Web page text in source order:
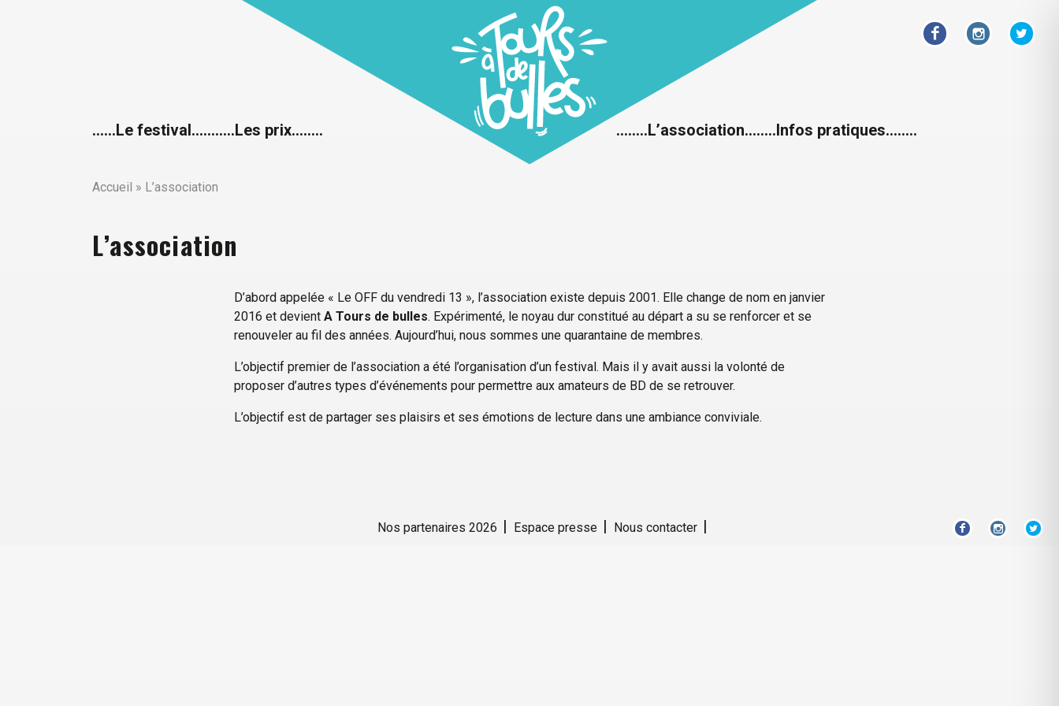
……Le festival….…….Les prix…….. ……..L’association……..Infos pratiques……..
Accueil » L’association
L’association
D’abord appelée « Le OFF du vendredi 13 », l’association existe depuis 2001. Elle change de nom en janvier
2016 et devient A Tours de bulles. Expérimenté, le noyau dur constitué au départ a su se renforcer et se
renouveler au fil des années. Aujourd’hui, nous sommes une quarantaine de membres.
L’objectif premier de l’association a été l’organisation d’un festival. Mais il y avait aussi la volonté de
proposer d’autres types d’événements pour permettre aux amateurs de BD de se retrouver.
L’objectif est de partager ses plaisirs et ses émotions de lecture dans une ambiance conviviale.
Nos partenaires 2026 Espace presse Nous contacter